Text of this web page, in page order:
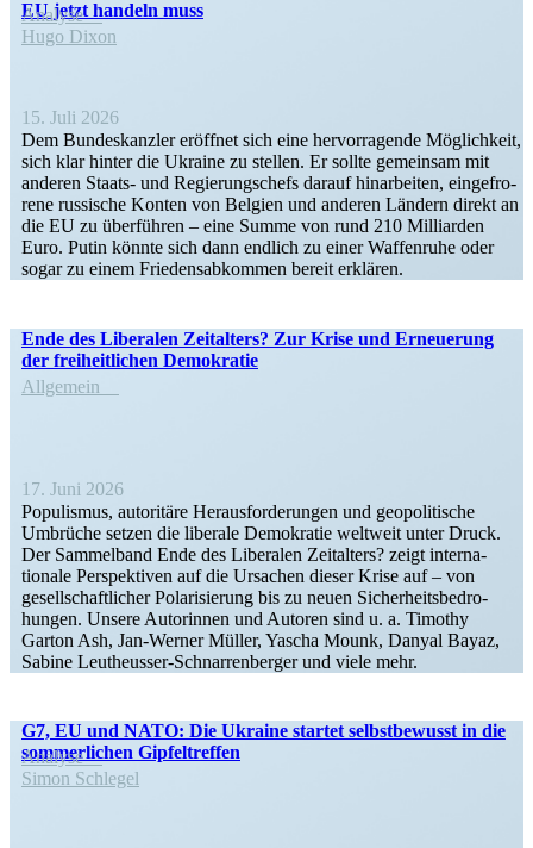
EU jetzt handeln muss
Analyse
Hugo Dixon
15. Juli 2026
Dem Bun­des­kanz­ler eröff­net sich eine her­vor­ra­gende Mög­lich­keit,
sich klar hinter die Ukraine zu stellen. Er sollte gemein­sam mit
anderen Staats- und Regie­rungs­chefs darauf hin­ar­bei­ten, ein­ge­fro­
rene rus­si­sche Konten von Belgien und anderen Ländern direkt an
die EU zu über­füh­ren – eine Summe von rund 210 Mil­li­ar­den
Euro. Putin könnte sich dann endlich zu einer Waf­fen­ruhe oder
sogar zu einem Frie­dens­ab­kom­men bereit erklären.
Ende des Liberalen Zeitalters? Zur Krise und Erneuerung
der freiheit­lichen Demokratie
Allgemein
17. Juni 2026
Populismus, autoritäre Heraus­for­de­rungen und geopo­li­tische
Umbrüche setzen die liberale Demokratie weltweit unter Druck.
Der Sammelband Ende des Liberalen Zeitalters? zeigt inter­na­
tionale Perspek­tiven auf die Ursachen dieser Krise auf – von
gesell­schaft­licher Polari­sierung bis zu neuen Sicher­heits­be­dro­
hungen. Unsere Autorinnen und Autoren sind u. a. Timothy
Garton Ash, Jan-Werner Müller, Yascha Mounk, Danyal Bayaz,
Sabine Leutheusser-Schnar­­ren­­berger und viele mehr.
G7, EU und NATO: Die Ukraine startet selbst­be­wusst in die
sommer­lichen Gipfeltreffen
Analyse
Simon Schlegel